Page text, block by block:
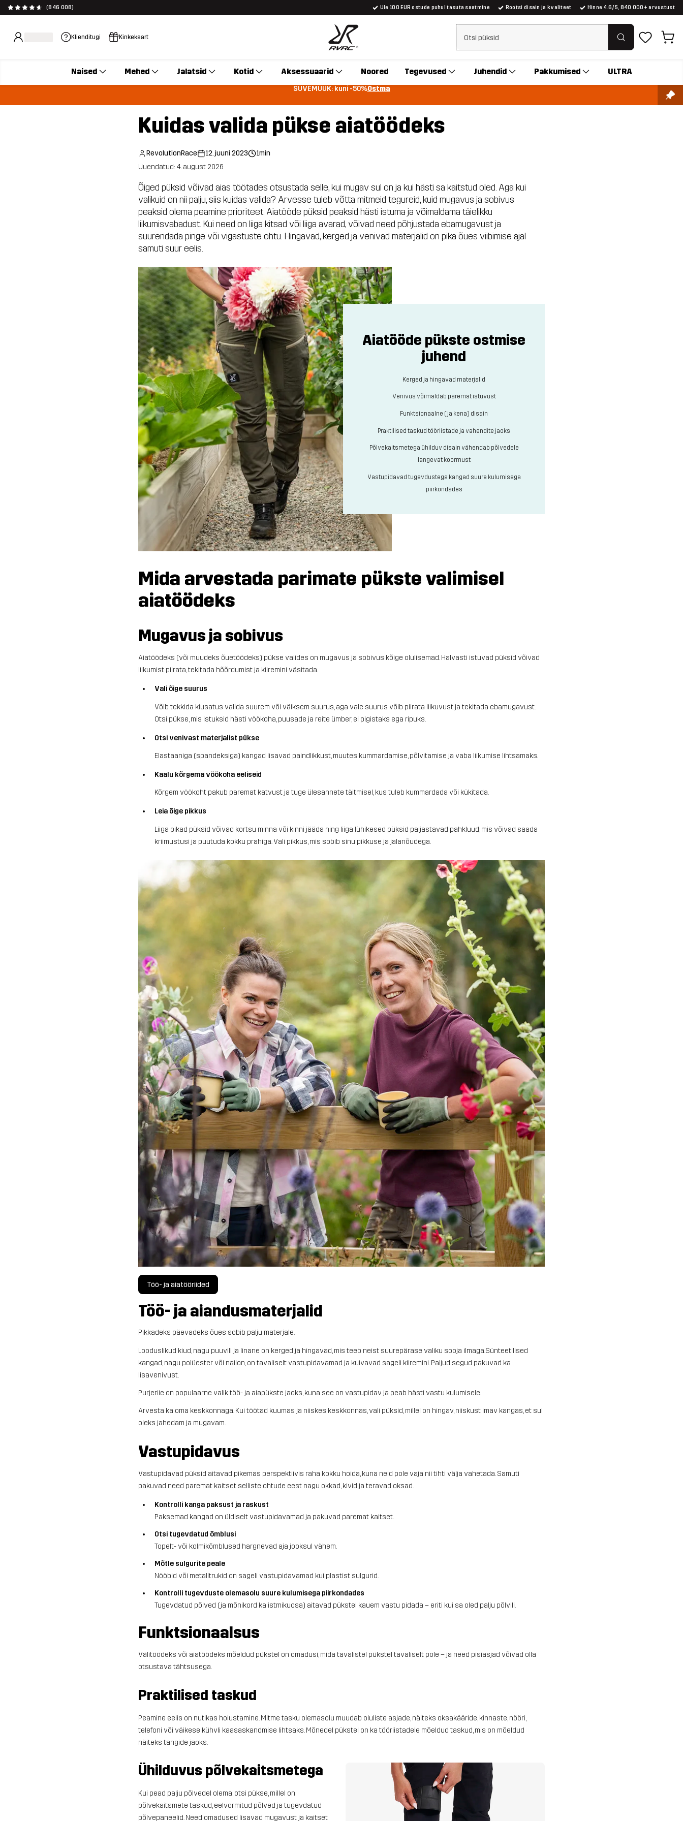
(846 008) Üle 100 EUR ostude puhul tasuta saatmine Rootsi disain ja kvaliteet Hinne 4.6/5, 840 000+ arvustust
Klienditugi Kinkekaart Tühjenda otsing
Naised Mehed Jalatsid Kotid Aksessuaarid Noored Tegevused Juhendid Pakkumised ULTRA
SUVEMÜÜK: kuni -50%Ostma
Kuidas valida pükse aiatöödeks
RevolutionRace 12. juuni 2023
1min
Uuendatud: 4. august 2026
Õiged püksid võivad aias töötades otsustada selle, kui mugav sul on ja kui hästi sa kaitstud oled. Aga kui
valikuid on nii palju, siis kuidas valida? Arvesse tuleb võtta mitmeid tegureid, kuid mugavus ja sobivus
peaksid olema peamine prioriteet. Aiatööde püksid peaksid hästi istuma ja võimaldama täielikku
liikumisvabadust. Kui need on liiga kitsad või liiga avarad, võivad need põhjustada ebamugavust ja
suurendada pinge või vigastuste ohtu. Hingavad, kerged ja venivad materjalid on pika õues viibimise ajal
samuti suur eelis.
Aiatööde pükste ostmise
juhend
Kerged ja hingavad materjalid
Venivus võimaldab paremat istuvust
Funktsionaalne (ja kena) disain
Praktilised taskud tööriistade ja vahendite jaoks
Põlvekaitsmetega ühilduv disain vähendab põlvedele
langevat koormust
Vastupidavad tugevdustega kangad suure kulumisega
piirkondades
Mida arvestada parimate pükste valimisel
aiatöödeks
Mugavus ja sobivus
Aiatöödeks (või muudeks õuetöödeks) pükse valides on mugavus ja sobivus kõige olulisemad. Halvasti istuvad püksid võivad
liikumist piirata, tekitada hõõrdumist ja kiiremini väsitada.
Vali õige suurus
Võib tekkida kiusatus valida suurem või väiksem suurus, aga vale suurus võib piirata liikuvust ja tekitada ebamugavust.
Otsi pükse, mis istuksid hästi vöökoha, puusade ja reite ümber, ei pigistaks ega ripuks.
Otsi venivast materjalist pükse
Elastaaniga (spandeksiga) kangad lisavad paindlikkust, muutes kummardamise, põlvitamise ja vaba liikumise lihtsamaks.
Kaalu kõrgema vöökoha eeliseid
Kõrgem vöökoht pakub paremat katvust ja tuge ülesannete täitmisel, kus tuleb kummardada või kükitada.
Leia õige pikkus
Liiga pikad püksid võivad kortsu minna või kinni jääda ning liiga lühikesed püksid paljastavad pahkluud, mis võivad saada
kriimustusi ja puutuda kokku prahiga. Vali pikkus, mis sobib sinu pikkuse ja jalanõudega.
Töö- ja aiatööriided
Töö- ja aiandusmaterjalid
Pikkadeks päevadeks õues sobib palju materjale.
Looduslikud kiud, nagu puuvill ja linane on kerged ja hingavad, mis teeb neist suurepärase valiku sooja ilmaga.Sünteetilised
kangad, nagu polüester või nailon, on tavaliselt vastupidavamad ja kuivavad sageli kiiremini. Paljud segud pakuvad ka
lisavenivust.
Purjeriie on populaarne valik töö- ja aiapükste jaoks, kuna see on vastupidav ja peab hästi vastu kulumisele.
Arvesta ka oma keskkonnaga. Kui töötad kuumas ja niiskes keskkonnas, vali püksid, millel on hingav, niiskust imav kangas, et sul
oleks jahedam ja mugavam.
Vastupidavus
Vastupidavad püksid aitavad pikemas perspektiivis raha kokku hoida, kuna neid pole vaja nii tihti välja vahetada. Samuti
pakuvad need paremat kaitset selliste ohtude eest nagu okkad, kivid ja teravad oksad.
Kontrolli kanga paksust ja raskust
Paksemad kangad on üldiselt vastupidavamad ja pakuvad paremat kaitset.
Otsi tugevdatud õmblusi
Topelt- või kolmikõmblused hargnevad aja jooksul vähem.
Mõtle sulgurite peale
Nööbid või metalltrukid on sageli vastupidavamad kui plastist sulgurid.
Kontrolli tugevduste olemasolu suure kulumisega piirkondades
Tugevdatud põlved (ja mõnikord ka istmikuosa) aitavad pükstel kauem vastu pidada – eriti kui sa oled palju põlvili.
Funktsionaalsus
Välitöödeks või aiatöödeks mõeldud pükstel on omadusi, mida tavalistel pükstel tavaliselt pole – ja need pisiasjad võivad olla
otsustava tähtsusega.
Praktilised taskud
Peamine eelis on nutikas hoiustamine. Mitme tasku olemasolu muudab oluliste asjade, näiteks oksakääride, kinnaste, nööri,
telefoni või väikese kühvli kaasaskandmise lihtsaks. Mõnedel pükstel on ka tööriistadele mõeldud taskud, mis on mõeldud
näiteks tangide jaoks.
Ühilduvus põlvekaitsmetega
Kui pead palju põlvedel olema, otsi pükse, millel on
põlvekaitsmete taskud, eelvormitud põlved ja tugevdatud
põlvepaneelid. Need omadused lisavad mugavust ja kaitset